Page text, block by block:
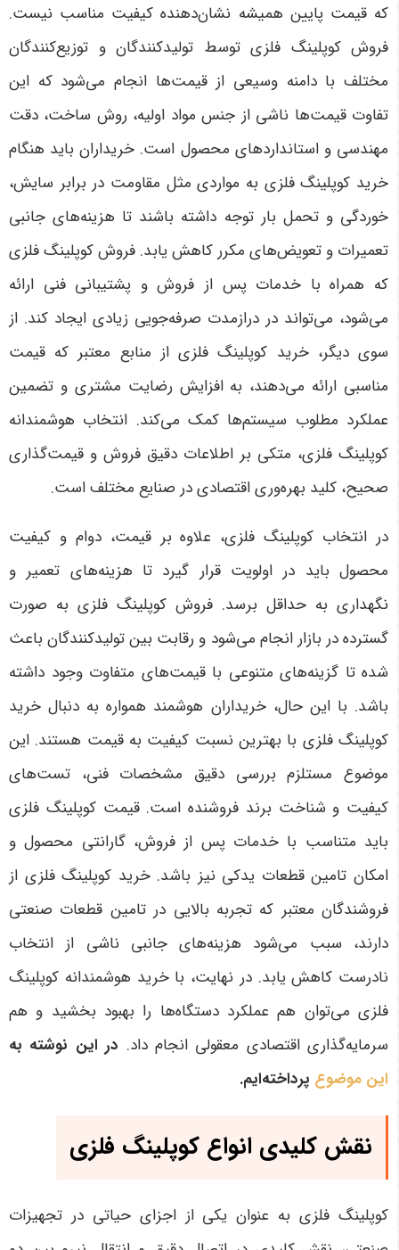
که قیمت پایین همیشه نشان‌دهنده کیفیت مناسب نیست.
فروش کوپلینگ فلزی توسط تولیدکنندگان و توزیع‌کنندگان
مختلف با دامنه وسیعی از قیمت‌ها انجام می‌شود که این
تفاوت قیمت‌ها ناشی از جنس مواد اولیه، روش ساخت، دقت
مهندسی و استانداردهای محصول است. خریداران باید هنگام
خرید کوپلینگ فلزی به مواردی مثل مقاومت در برابر سایش،
خوردگی و تحمل بار توجه داشته باشند تا هزینه‌های جانبی
تعمیرات و تعویض‌های مکرر کاهش یابد. فروش کوپلینگ فلزی
که همراه با خدمات پس از فروش و پشتیبانی فنی ارائه
می‌شود، می‌تواند در درازمدت صرفه‌جویی زیادی ایجاد کند. از
سوی دیگر، خرید کوپلینگ فلزی از منابع معتبر که قیمت
مناسبی ارائه می‌دهند، به افزایش رضایت مشتری و تضمین
عملکرد مطلوب سیستم‌ها کمک می‌کند. انتخاب هوشمندانه
کوپلینگ فلزی، متکی بر اطلاعات دقیق فروش و قیمت‌گذاری
صحیح، کلید بهره‌وری اقتصادی در صنایع مختلف است.
در انتخاب کوپلینگ فلزی، علاوه بر قیمت، دوام و کیفیت
محصول باید در اولویت قرار گیرد تا هزینه‌های تعمیر و
نگهداری به حداقل برسد. فروش کوپلینگ فلزی به صورت
گسترده در بازار انجام می‌شود و رقابت بین تولیدکنندگان باعث
شده تا گزینه‌های متنوعی با قیمت‌های متفاوت وجود داشته
باشد. با این حال، خریداران هوشمند همواره به دنبال خرید
کوپلینگ فلزی با بهترین نسبت کیفیت به قیمت هستند. این
موضوع مستلزم بررسی دقیق مشخصات فنی، تست‌های
کیفیت و شناخت برند فروشنده است. قیمت کوپلینگ فلزی
باید متناسب با خدمات پس از فروش، گارانتی محصول و
امکان تامین قطعات یدکی نیز باشد. خرید کوپلینگ فلزی از
فروشندگان معتبر که تجربه بالایی در تامین قطعات صنعتی
دارند، سبب می‌شود هزینه‌های جانبی ناشی از انتخاب
نادرست کاهش یابد. در نهایت، با خرید هوشمندانه کوپلینگ
فلزی می‌توان هم عملکرد دستگاه‌ها را بهبود بخشید و هم
سرمایه‌گذاری اقتصادی معقولی انجام داد. در این نوشته به
این موضوع پرداخته‌ایم.
نقش کلیدی انواع کوپلینگ فلزی
کوپلینگ فلزی به عنوان یکی از اجزای حیاتی در تجهیزات